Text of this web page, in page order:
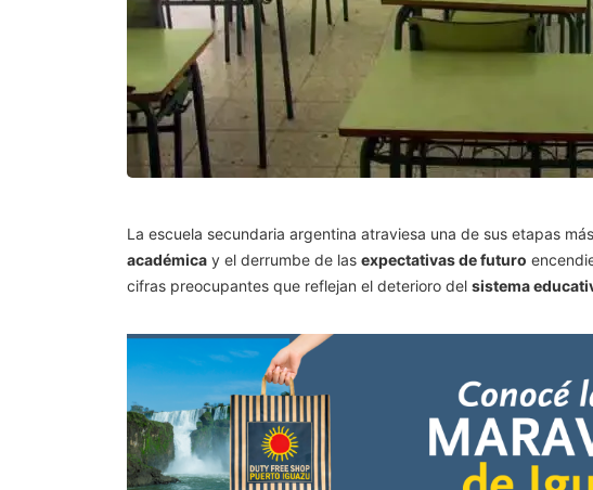
La escuela secundaria argentina atraviesa una de sus etapas
académica y el derrumbe de las expectativas de futuro
cifras preocupantes que reflejan el deterioro del sistema